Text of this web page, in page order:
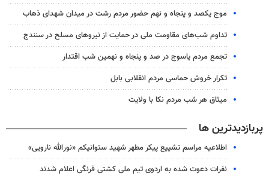
موج یکصد و پنجاه و نهم حضور مردم رشت در میدان شهدای ذهاب
تداوم شب‌های مقاومت ملی در حمایت از نیروهای مسلح در سنندج
تجمع مردم یاسوج در صد و پنجاه و نهمین شب اقتدار
تکرار خروش حماسی مردم انقلابی بابل
میثاق هر شب مردم نکا با ولایت
پربازدیدترین ها
اطلاعیه مراسم تشییع پیکر مطهر شهید ستوانیکم «نورالله نارویی»
نفرات دعوت شده به اردوی تیم ملی کشتی فرنگی اعلام شدند